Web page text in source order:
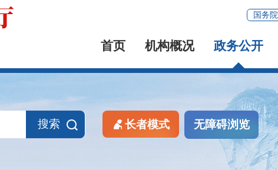
国务院
首页 机构概况 政务公开
搜索 长者模式 无障碍浏览